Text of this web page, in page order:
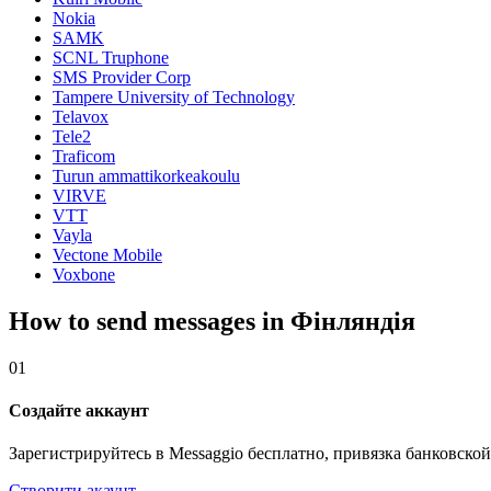
Nokia
SAMK
SCNL Truphone
SMS Provider Corp
Tampere University of Technology
Telavox
Tele2
Traficom
Turun ammattikorkeakoulu
VIRVE
VTT
Vayla
Vectone Mobile
Voxbone
How to send messages in Фінляндія
01
Создайте аккаунт
Зарегистрируйтесь в Messaggio бесплатно, привязка